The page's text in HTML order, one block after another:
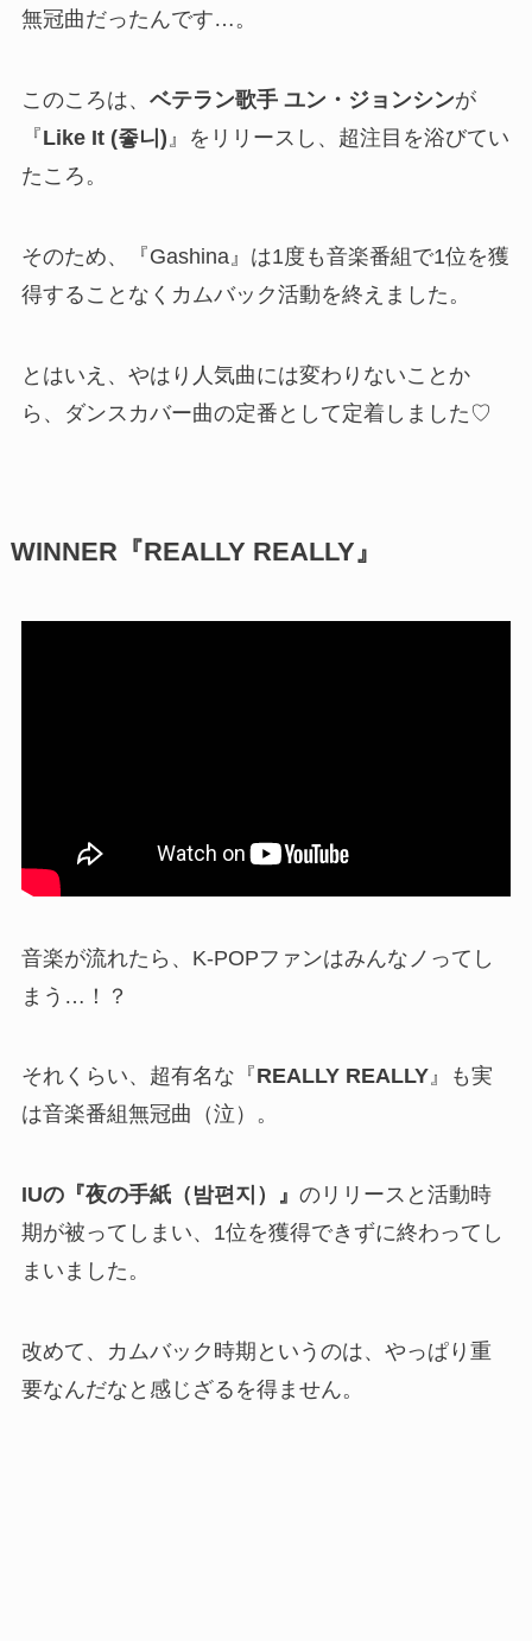
無冠曲だったんです…。
このころは、 ベテラン歌手 ユン・ジョンシンが
『Like It (좋니)』をリリースし、超注目を浴びてい
たころ。
そのため、『Gashina』は1度も音楽番組で1位を獲
得することなくカムバック活動を終えました。
とはいえ、やはり人気曲には変わりないことか
ら、ダンスカバー曲の定番として定着しました♡
WINNER『REALLY REALLY』
音楽が流れたら、K-POPファンはみんなノってし
まう…！？
それくらい、超有名な『REALLY REALLY』も実
は音楽番組無冠曲（泣）。
IUの『夜の手紙（밤편지）』 のリリースと活動時
期が被ってしまい、1位を獲得できずに終わってし
まいました。
改めて、カムバック時期というのは、やっぱり重
要なんだなと感じざるを得ません。